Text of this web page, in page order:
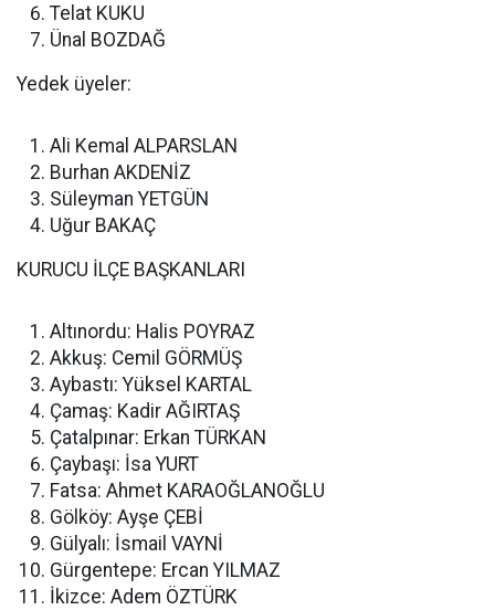
Telat KUKU
Ünal BOZDAĞ
Yedek üyeler:
Ali Kemal ALPARSLAN
Burhan AKDENİZ
Süleyman YETGÜN
Uğur BAKAÇ
KURUCU İLÇE BAŞKANLARI
Altınordu: Halis POYRAZ
Akkuş: Cemil GÖRMÜŞ
Aybastı: Yüksel KARTAL
Çamaş: Kadir AĞIRTAŞ
Çatalpınar: Erkan TÜRKAN
Çaybaşı: İsa YURT
Fatsa: Ahmet KARAOĞLANOĞLU
Gölköy: Ayşe ÇEBİ
Gülyalı: İsmail VAYNİ
Gürgentepe: Ercan YILMAZ
İkizce: Adem ÖZTÜRK